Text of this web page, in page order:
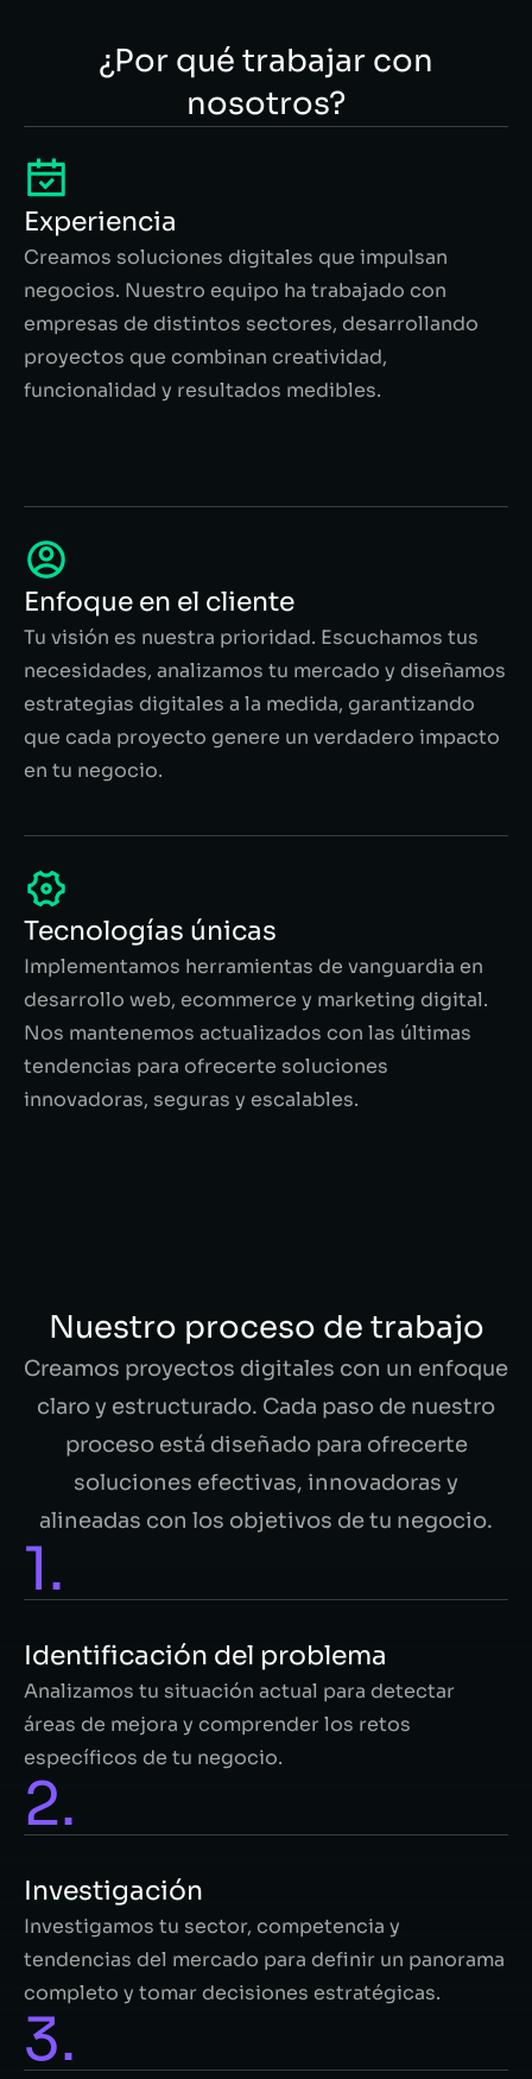
¿Por qué trabajar con
nosotros?
Experiencia
Creamos soluciones digitales que impulsan
negocios. Nuestro equipo ha trabajado con
empresas de distintos sectores, desarrollando
proyectos que combinan creatividad,
funcionalidad y resultados medibles.
Enfoque en el cliente
Tu visión es nuestra prioridad. Escuchamos tus
necesidades, analizamos tu mercado y diseñamos
estrategias digitales a la medida, garantizando
que cada proyecto genere un verdadero impacto
en tu negocio.
Tecnologías únicas
Implementamos herramientas de vanguardia en
desarrollo web, ecommerce y marketing digital.
Nos mantenemos actualizados con las últimas
tendencias para ofrecerte soluciones
innovadoras, seguras y escalables.
Nuestro proceso de trabajo
Creamos proyectos digitales con un enfoque
claro y estructurado. Cada paso de nuestro
proceso está diseñado para ofrecerte
soluciones efectivas, innovadoras y
alineadas con los objetivos de tu negocio.
1.
Identificación del problema
Analizamos tu situación actual para detectar
áreas de mejora y comprender los retos
específicos de tu negocio.
2.
Investigación​
Investigamos tu sector, competencia y
tendencias del mercado para definir un panorama
completo y tomar decisiones estratégicas.
3.